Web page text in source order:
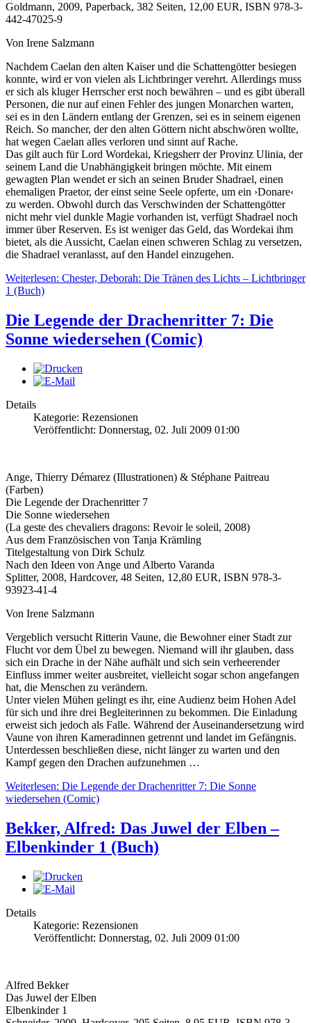
Goldmann, 2009, Paperback, 382 Seiten, 12,00 EUR, ISBN 978-3-
442-47025-9
Von Irene Salzmann
Nachdem Caelan den alten Kaiser und die Schattengötter besiegen
konnte, wird er von vielen als Lichtbringer verehrt. Allerdings muss
er sich als kluger Herrscher erst noch bewähren – und es gibt überall
Personen, die nur auf einen Fehler des jungen Monarchen warten,
sei es in den Ländern entlang der Grenzen, sei es in seinem eigenen
Reich. So mancher, der den alten Göttern nicht abschwören wollte,
hat wegen Caelan alles verloren und sinnt auf Rache.
Das gilt auch für Lord Wordekai, Kriegsherr der Provinz Ulinia, der
seinem Land die Unabhängigkeit bringen möchte. Mit einem
gewagten Plan wendet er sich an seinen Bruder Shadrael, einen
ehemaligen Praetor, der einst seine Seele opferte, um ein ›Donare‹
zu werden. Obwohl durch das Verschwinden der Schattengötter
nicht mehr viel dunkle Magie vorhanden ist, verfügt Shadrael noch
immer über Reserven. Es ist weniger das Geld, das Wordekai ihm
bietet, als die Aussicht, Caelan einen schweren Schlag zu versetzen,
die Shadrael veranlasst, auf den Handel einzugehen.
Weiterlesen: Chester, Deborah: Die Tränen des Lichts – Lichtbringer
1 (Buch)
Die Legende der Drachenritter 7: Die
Sonne wiedersehen (Comic)
Details
Kategorie: Rezensionen
Veröffentlicht: Donnerstag, 02. Juli 2009 01:00
Ange, Thierry Démarez (Illustrationen) & Stéphane Paitreau
(Farben)
Die Legende der Drachenritter 7
Die Sonne wiedersehen
(La geste des chevaliers dragons: Revoir le soleil, 2008)
Aus dem Französischen von Tanja Krämling
Titelgestaltung von Dirk Schulz
Nach den Ideen von Ange und Alberto Varanda
Splitter, 2008, Hardcover, 48 Seiten, 12,80 EUR, ISBN 978-3-
93923-41-4
Von Irene Salzmann
Vergeblich versucht Ritterin Vaune, die Bewohner einer Stadt zur
Flucht vor dem Übel zu bewegen. Niemand will ihr glauben, dass
sich ein Drache in der Nähe aufhält und sich sein verheerender
Einfluss immer weiter ausbreitet, vielleicht sogar schon angefangen
hat, die Menschen zu verändern.
Unter vielen Mühen gelingt es ihr, eine Audienz beim Hohen Adel
für sich und ihre drei Begleiterinnen zu bekommen. Die Einladung
erweist sich jedoch als Falle. Während der Auseinandersetzung wird
Vaune von ihren Kameradinnen getrennt und landet im Gefängnis.
Unterdessen beschließen diese, nicht länger zu warten und den
Kampf gegen den Drachen aufzunehmen …
Weiterlesen: Die Legende der Drachenritter 7: Die Sonne
wiedersehen (Comic)
Bekker, Alfred: Das Juwel der Elben –
Elbenkinder 1 (Buch)
Details
Kategorie: Rezensionen
Veröffentlicht: Donnerstag, 02. Juli 2009 01:00
Alfred Bekker
Das Juwel der Elben
Elbenkinder 1